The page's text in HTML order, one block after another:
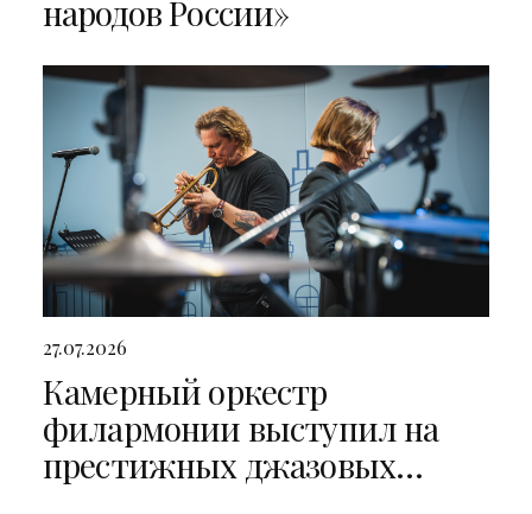
народов России»
27.07.2026
Камерный оркестр
филармонии выступил на
престижных джазовых